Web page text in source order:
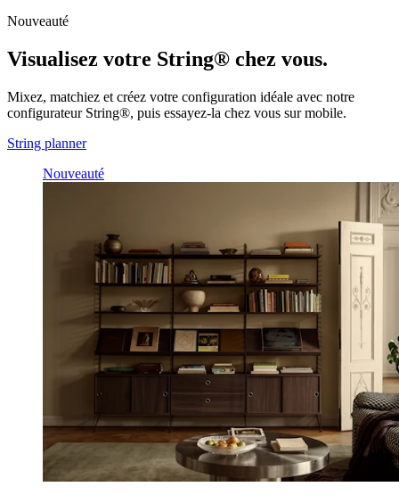
Nouveauté
Visualisez votre String® chez vous.
Mixez, matchiez et créez votre configuration idéale avec notre
configurateur String®, puis essayez-la chez vous sur mobile.
String planner
Nouveauté